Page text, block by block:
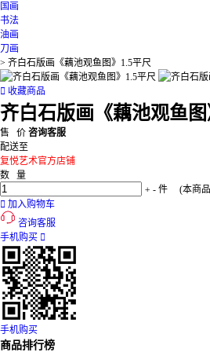
国画
书法
油画
刀画
> 齐白石版画《藕池观鱼图》1.5平尺
 收藏商品
齐白石版画《藕池观鱼图
售 价 咨询客服
配送至
复悦艺术官方店铺
数 量
+ - 件
(本商品
 加入购物车
咨询客服
手机购买 
手机购买
商品排行榜